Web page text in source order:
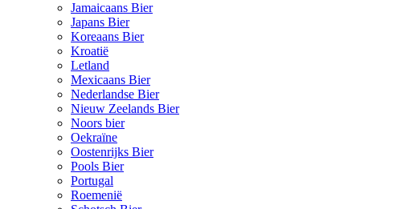
Jamaicaans Bier
Japans Bier
Koreaans Bier
Kroatië
Letland
Mexicaans Bier
Nederlandse Bier
Nieuw Zeelands Bier
Noors bier
Oekraïne
Oostenrijks Bier
Pools Bier
Portugal
Roemenië